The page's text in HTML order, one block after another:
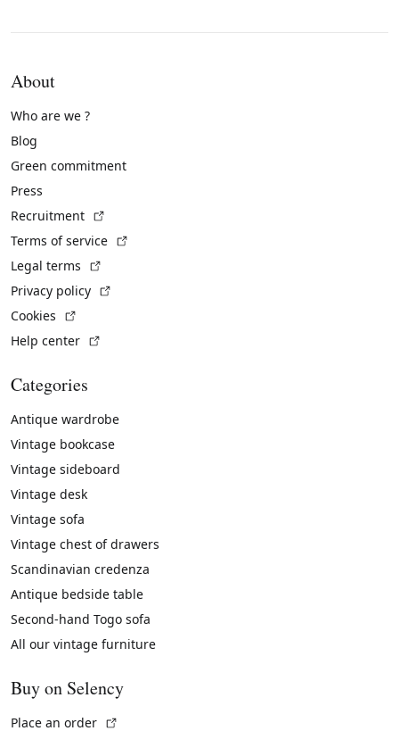
About
Who are we ?
Blog
Green commitment
Press
Recruitment
Terms of service
Legal terms
Privacy policy
Cookies
Help center
Categories
Antique wardrobe
Vintage bookcase
Vintage sideboard
Vintage desk
Vintage sofa
Vintage chest of drawers
Scandinavian credenza
Antique bedside table
Second-hand Togo sofa
All our vintage furniture
Buy on Selency
Place an order